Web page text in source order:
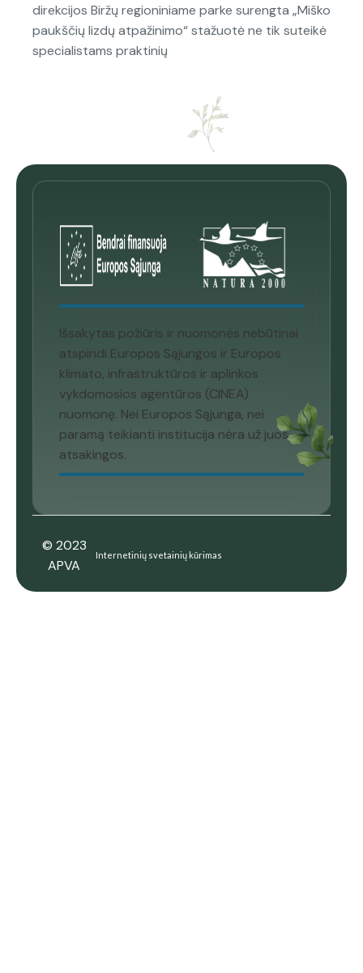
direkcijos Biržų regioniniame parke surengta „Miško
paukščių lizdų atpažinimo“ stažuotė ne tik suteikė
specialistams praktinių
Išsakytas požiūris ir nuomonės nebūtinai
atspindi Europos Sąjungos ir Europos
klimato, infrastruktūros ir aplinkos
vykdomosios agentūros (CINEA)
nuomonę. Nei Europos Sąjunga, nei
paramą teikianti institucija nėra už juos
atsakingos.
© 2023
APVA
Internetinių svetainių kūrimas